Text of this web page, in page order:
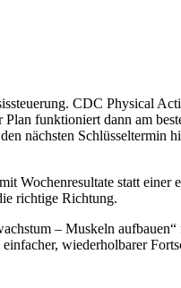
CDC Physical
funktioniert dann am
nächsten Schlüsseltermin
Wochenresultate statt
richtige Richtung.
– Muskeln
wiederholbarer